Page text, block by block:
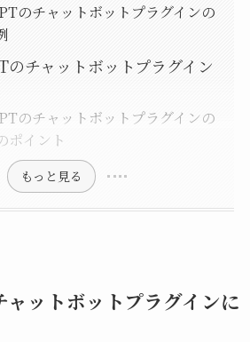
のチャットボットプラグインの
のチャットボットプラグイン
のチャットボットプラグインの
ポイント
もっと見る
ットボットプラグインに